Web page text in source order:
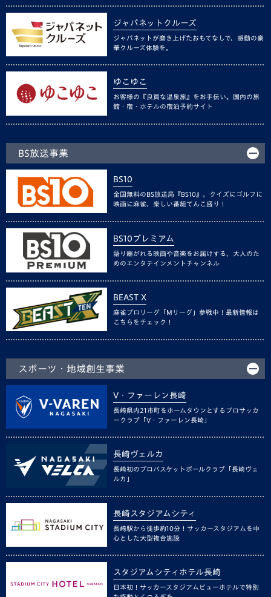
ジャパネットクルーズ
ジャパネットが磨き上げたおもてなしで、感動の豪
華クルーズ体験を。
ゆこゆこ
お客様の『良質な温泉旅』をお手伝い。国内の旅
館・宿・ホテルの宿泊予約サイト
BS放送事業
BS10
全国無料のBS放送局『BS10』。クイズにゴルフに
映画に麻雀、楽しい番組てんこ盛り！
BS10プレミアム
語り継がれる映画や音楽をお届けする、大人のた
めのエンタテインメントチャンネル
BEAST X
麻雀プロリーグ「Mリーグ」参戦中！最新情報は
こちらをチェック！
スポーツ・地域創生事業
V・ファーレン長崎
長崎県内21市町をホームタウンとするプロサッカ
ークラブ「V・ファーレン長崎」
長崎ヴェルカ
長崎初のプロバスケットボールクラブ「長崎ヴェ
ルカ」
長崎スタジアムシティ
長崎駅から徒歩約10分！サッカースタジアムを中
心とした大型複合施設
スタジアムシティホテル長崎
日本初！サッカースタジアムビューホテルで特別